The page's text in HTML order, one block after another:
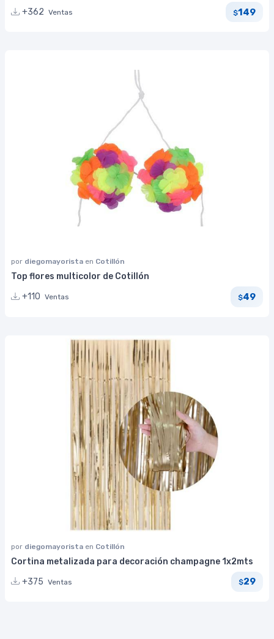
+362 Ventas $149
por diegomayorista en Cotillón
Top flores multicolor de Cotillón
+110 Ventas $49
por diegomayorista en Cotillón
Cortina metalizada para decoración champagne 1x2mts
+375 Ventas $29